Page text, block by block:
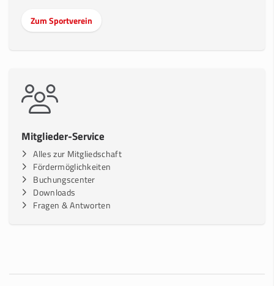
Zum Sportverein
Mitglieder-Service
Alles zur Mitgliedschaft
Fördermöglichkeiten
Buchungscenter
Downloads
Fragen & Antworten